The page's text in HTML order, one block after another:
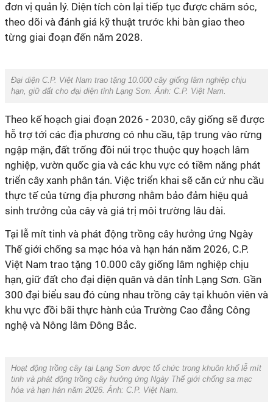
đơn vị quản lý. Diện tích còn lại tiếp tục được chăm sóc,
theo dõi và đánh giá kỹ thuật trước khi bàn giao theo
Đại diện C.P. Việt Nam trao tặng 10.000 cây giống lâm nghiệp chịu
hạn, giữ đất cho đại diện tỉnh Lạng Sơn. Ảnh: C.P. Việt Nam‏.
Theo kế hoạch giai đoạn 2026 - 2030, cây giống sẽ được
hỗ trợ tới các địa phương có nhu cầu, tập trung vào rừng
ngập mặn, đất trống đồi núi trọc thuộc quy hoạch lâm
nghiệp, vườn quốc gia và các khu vực có tiềm năng phát
triển cây xanh phân tán. Việc triển khai sẽ căn cứ nhu cầu
thực tế của từng địa phương nhằm bảo đảm hiệu quả
hạn, giữ đất cho đại diện quân và dân tỉnh Lạng Sơn. Gần
300 đại biểu sau đó cùng nhau trồng cây tại khuôn viên và
khu vực đồi bãi thực hành của Trường Cao đẳng Công
Hoạt động trồng cây tại Lạng Sơn được tổ chức trong khuôn khổ lễ mít
tinh và phát động trồng cây hưởng ứng Ngày Thế giới chống sa mạc
hóa và hạn hán năm 2026. Ảnh: C.P. Việt Nam‏.